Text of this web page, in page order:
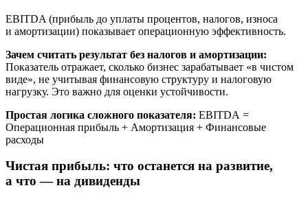
EBITDA (прибыль до уплаты процентов, налогов, износа
и амортизации) показывает операционную эффективность.
Зачем считать результат без налогов и амортизации:
Показатель отражает, сколько бизнес зарабатывает «в чистом
виде», не учитывая финансовую структуру и налоговую
нагрузку. Это важно для оценки устойчивости.
Простая логика сложного показателя: EBITDA =
Операционная прибыль + Амортизация + Финансовые
расходы
Чистая прибыль: что останется на развитие,
а что — на дивиденды